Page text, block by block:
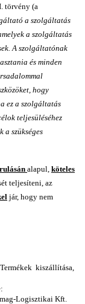
törvény (a
a szolgáltatás
a szolgáltatás
A szolgáltatónak
és minden
hogy
ez a szolgáltatás
teljesüléséhez
a szükséges
alapul, köteles
teljesíteni, az
jár, hogy nem
kiszállítása,
Logisztikai Kft.